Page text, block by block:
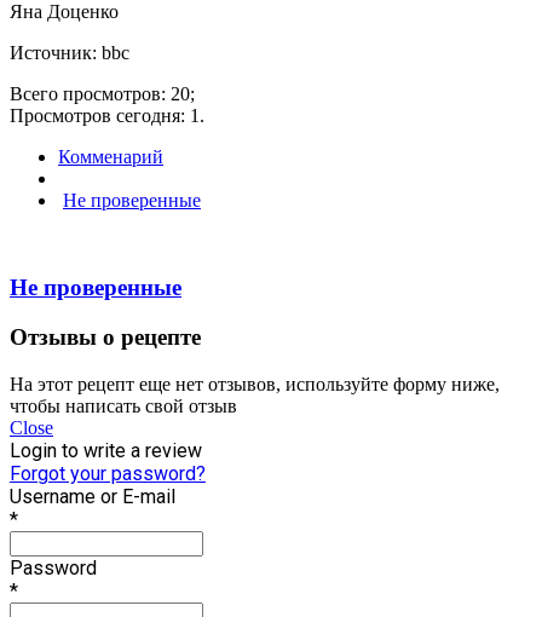
Яна Доценко
Источник: bbc
Всего просмотров: 20;
Просмотров сегодня: 1.
Комменарий
Не проверенные
Не проверенные
Отзывы о рецепте
На этот рецепт еще нет отзывов, используйте форму ниже,
чтобы написать свой отзыв
Close
Login to write a review
Forgot your password?
Username or E-mail
*
Password
*